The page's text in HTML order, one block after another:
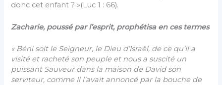
donc cet enfant ? »(Luc 1 : 66).
Zacharie, poussé par l’esprit, prophétisa en ces termes
« Béni soit le Seigneur, le Dieu d’Israël, de ce qu’Il a
visité et racheté son peuple et nous a suscité un
puissant Sauveur dans la maison de David son
serviteur, comme Il l’avait annoncé par la bouche de